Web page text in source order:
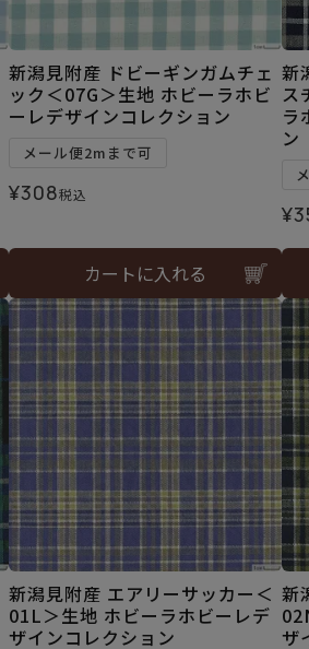
新潟見附産 ドビーギンガムチェ
ック＜07G＞生地 ホビーラホビ
ーレデザインコレクション
メール便2mまで可
¥308税込
カートに入れる
新
ス
ラ
ン
¥
新潟見附産 エアリーサッカー＜
01L＞生地 ホビーラホビーレデ
ザインコレクション
新
ザ